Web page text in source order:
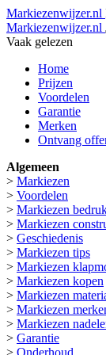
Markiezenwijzer.nl
Markiezenwijzer.nl
Vaak gelezen
Home
Prijzen
Voordelen
Garantie
Merken
Ontvang
Algemeen
> Markiezen
> Voordelen
> Markiezen
> Markiezen
> Geschiedenis
> Markiezen tips
> Markiezen
> Markiezen kopen
> Markiezen
> Markiezen
> Markiezen
> Garantie
> Onderhoud